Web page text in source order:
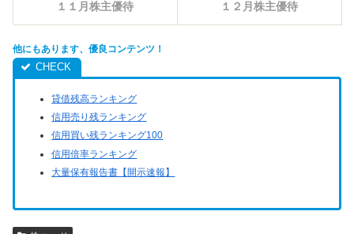
１１月株主優待 １２月株主優待
他にもあります、優良コンテンツ！
貸借残高ランキング
信用売り残ランキング
信用買い残ランキング100
信用倍率ランキング
大量保有報告書【開示速報】